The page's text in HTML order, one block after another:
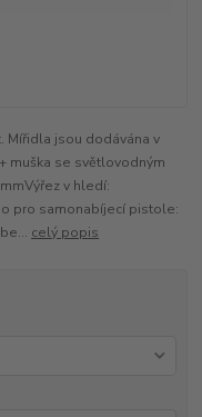
Mířidla jsou dodávána v
muška se světlovodným
v hledí:
pro samonabíjecí pistole:
celý popis